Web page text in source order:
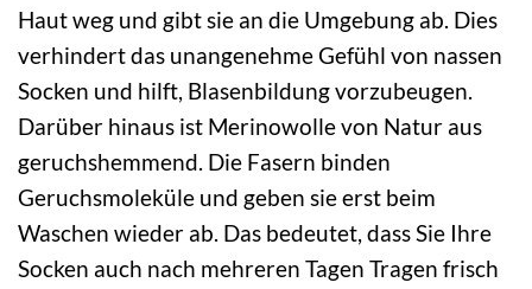
Haut weg und gibt sie an die Umgebung ab. Dies
verhindert das unangenehme Gefühl von nassen
Socken und hilft, Blasenbildung vorzubeugen.
Darüber hinaus ist Merinowolle von Natur aus
geruchshemmend. Die Fasern binden
Geruchsmoleküle und geben sie erst beim
Waschen wieder ab. Das bedeutet, dass Sie Ihre
Socken auch nach mehreren Tagen Tragen frisch